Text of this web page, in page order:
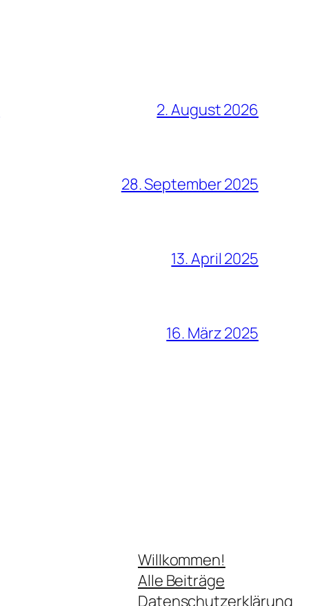
2. August 2026
28. September 2025
13. April 2025
16. März 2025
Willkommen!
Alle Beiträge
Datenschutzerklärung